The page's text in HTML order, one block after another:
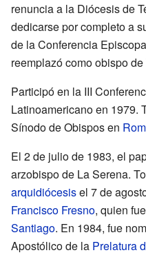
renuncia a la Diócesis de
dedicarse por completo a
de la Conferencia
reemplazó como obispo de
Participó en la III
Latinoamericano en 1979.
Sínodo de Obispos en
El 2 de julio de 1983, el
arzobispo de La Serena.
arquidiócesisel 7 de
Francisco Fresno, quien
Santiago. En 1984, fue
Apostólico de la Prelatura